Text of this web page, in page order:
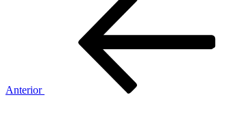
Anterior